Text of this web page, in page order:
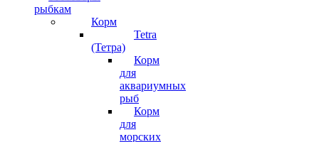
рыбкам
Корм
Tetra
(Тетра)
Корм
для
аквариумных
рыб
Корм
для
морских